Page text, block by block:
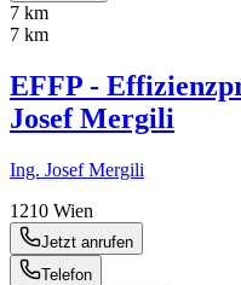
7 km
7 km
EFFP -
Josef Mergili
Ing. Josef Mergili
1210 Wien
Jetzt anrufen
Telefon